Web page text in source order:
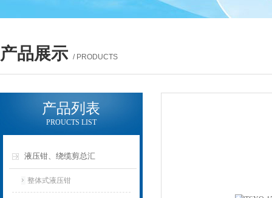
产品展示 / PRODUCTS
产品列表
PROUCTS LIST
液压钳、绕缆剪总汇
整体式液压钳